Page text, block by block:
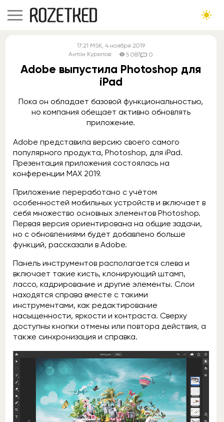
17:21 MSK, 4 ноября 2019
Антон Курилов
5 087 0
Adobe выпустила Photoshop для
iPad
Пока он обладает базовой функциональностью,
но компания обещает активно обновлять
приложение.
Adobe представила версию своего самого
популярного продукта, Photoshop, для iPad.
Презентация приложения состоялась на
конференции MAX 2019.
Приложение переработано с учётом
особенностей мобильных устройств и включает в
себя множество основных элементов Photoshop.
Первая версия ориентирована на общие задачи,
но с обновлениями будет добавлено больше
функций, рассказали в Adobe.
Панель инструментов располагается слева и
включает такие кисть, клонирующий штамп,
лассо, кадрирование и другие элементы. Слои
находятся справа вместе с такими
инструментами, как редактирование
насыщенности, яркости и контраста. Сверху
доступны кнопки отмены или повтора действия, а
также синхронизация и справка.